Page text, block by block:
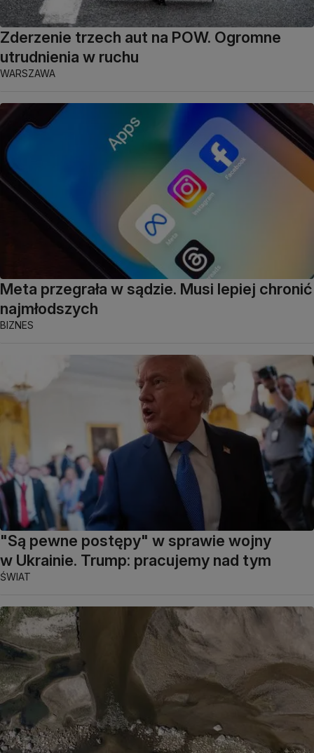
Zderzenie trzech aut na POW. Ogromne
utrudnienia w ruchu
WARSZAWA
Meta przegrała w sądzie. Musi lepiej chronić
najmłodszych
BIZNES
"Są pewne postępy" w sprawie wojny
w Ukrainie. Trump: pracujemy nad tym
ŚWIAT